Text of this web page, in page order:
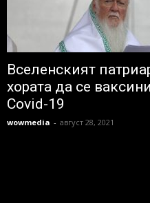
Вселенският
хората да се
Covid-19
wowmedia - август 28, 2021